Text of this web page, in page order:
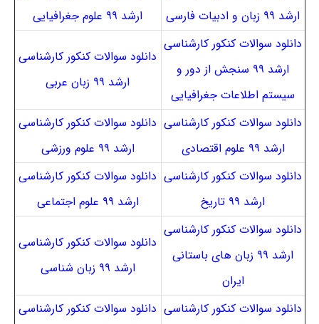
ارشد ۹۹ زبان و ادبیات فارسی
ارشد ۹۹ علوم جغرافیایی
دانلود سوالات کنکور کارشناسی
ارشد ۹۹ سنجش از دور و
سیستم اطلاعات جغرافیایی
دانلود سوالات کنکور کارشناسی
ارشد ۹۹ زبان عربی
دانلود سوالات کنکور کارشناسی
ارشد ۹۹ علوم اقتصادی
دانلود سوالات کنکور کارشناسی
ارشد ۹۹ علوم ورزشی
دانلود سوالات کنکور کارشناسی
ارشد ۹۹ تاریخ
دانلود سوالات کنکور کارشناسی
ارشد ۹۹ علوم اجتماعی
دانلود سوالات کنکور کارشناسی
ارشد ۹۹ زبان های باستانی
ایران
دانلود سوالات کنکور کارشناسی
ارشد ۹۹ زبان شناسی
دانلود سوالات کنکور کارشناسی دانلود سوالات کنکور کارشناسی